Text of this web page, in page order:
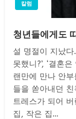
칼럼
청년들에게도
설 명절이 지났
못했니?’, ‘결혼
랜만에 만나 안
들을 쏟아내던
트레스가 되어
집, 작은 집…